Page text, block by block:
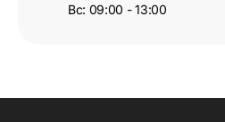
Вс: 09:00 - 13:00